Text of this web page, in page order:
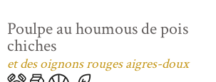
Poulpe au houmous de pois
chiches
et des oignons rouges aigres-doux